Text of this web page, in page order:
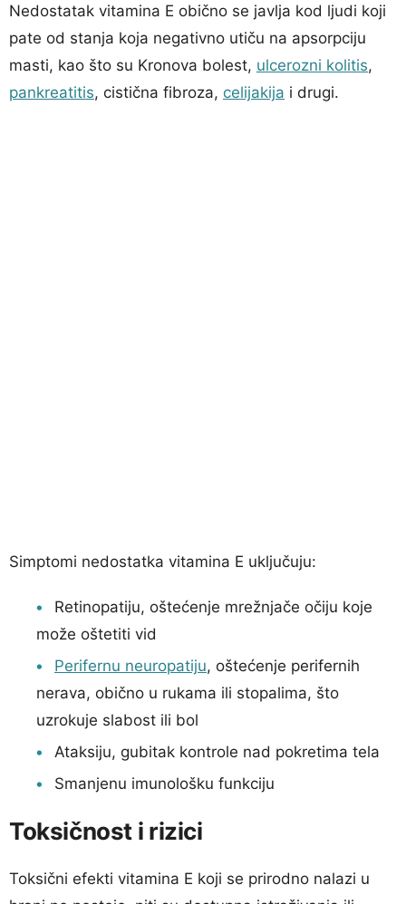
Nedostatak vitamina E obično se javlja kod ljudi koji
pate od stanja koja negativno utiču na apsorpciju
masti, kao što su Kronova bolest, ulcerozni kolitis,
pankreatitis, cistična fibroza, celijakija i drugi.
Simptomi nedostatka vitamina E uključuju:
Retinopatiju, oštećenje mrežnjače očiju koje
može oštetiti vid
Perifernu neuropatiju, oštećenje perifernih
nerava, obično u rukama ili stopalima, što
uzrokuje slabost ili bol
Ataksiju, gubitak kontrole nad pokretima tela
Smanjenu imunološku funkciju
Toksičnost i rizici
Toksični efekti vitamina E koji se prirodno nalazi u